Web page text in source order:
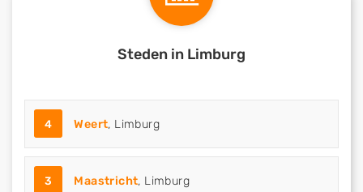
Steden in Limburg
4 Weert, Limburg
3 Maastricht, Limburg